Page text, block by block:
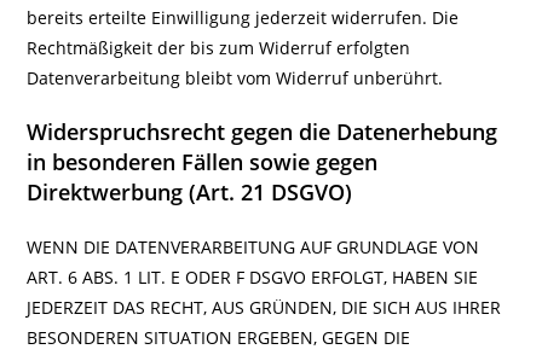
bereits erteilte Einwilligung jederzeit widerrufen. Die
Rechtmäßigkeit der bis zum Widerruf erfolgten
Datenverarbeitung bleibt vom Widerruf unberührt.
Widerspruchsrecht gegen die Datenerhebung
in besonderen Fällen sowie gegen
Direktwerbung (Art. 21 DSGVO)
WENN DIE DATENVERARBEITUNG AUF GRUNDLAGE VON
ART. 6 ABS. 1 LIT. E ODER F DSGVO ERFOLGT, HABEN SIE
JEDERZEIT DAS RECHT, AUS GRÜNDEN, DIE SICH AUS IHRER
BESONDEREN SITUATION ERGEBEN, GEGEN DIE